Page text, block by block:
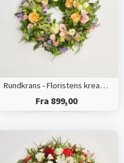
Rundkrans - Floristens kreative valg
Fra 899,00